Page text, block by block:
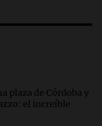
plaza de Córdoba y
el increíble